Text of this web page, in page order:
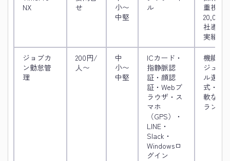
NX
せ
小〜
中堅
ル
重視・
20,000
社導入
実績
ジョブカ
ン勤怠管
理
200円/
人〜
中
小〜
中堅
ICカード・
指静脈認
証・顔認
証・Webブ
ラウザ・ス
マホ
（GPS）・
LINE・
Slack・
Windowsロ
グイン
機能モ
ジュー
ル選択
式・柔
軟なプ
ラン